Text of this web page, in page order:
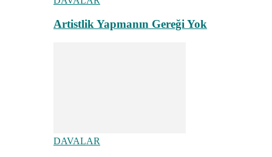
Artistlik Yapmanın Gereği Yok
DAVALAR